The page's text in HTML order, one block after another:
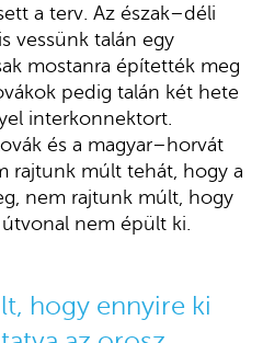
a terv. Az észak–déli
vessünk talán egy
mostanra építették meg
pedig talán két hete
interkonnektort.
és a magyar–horvát
rajtunk múlt tehát, hogy a
nem rajtunk múlt, hogy
nem épült ki.
hogy ennyire ki